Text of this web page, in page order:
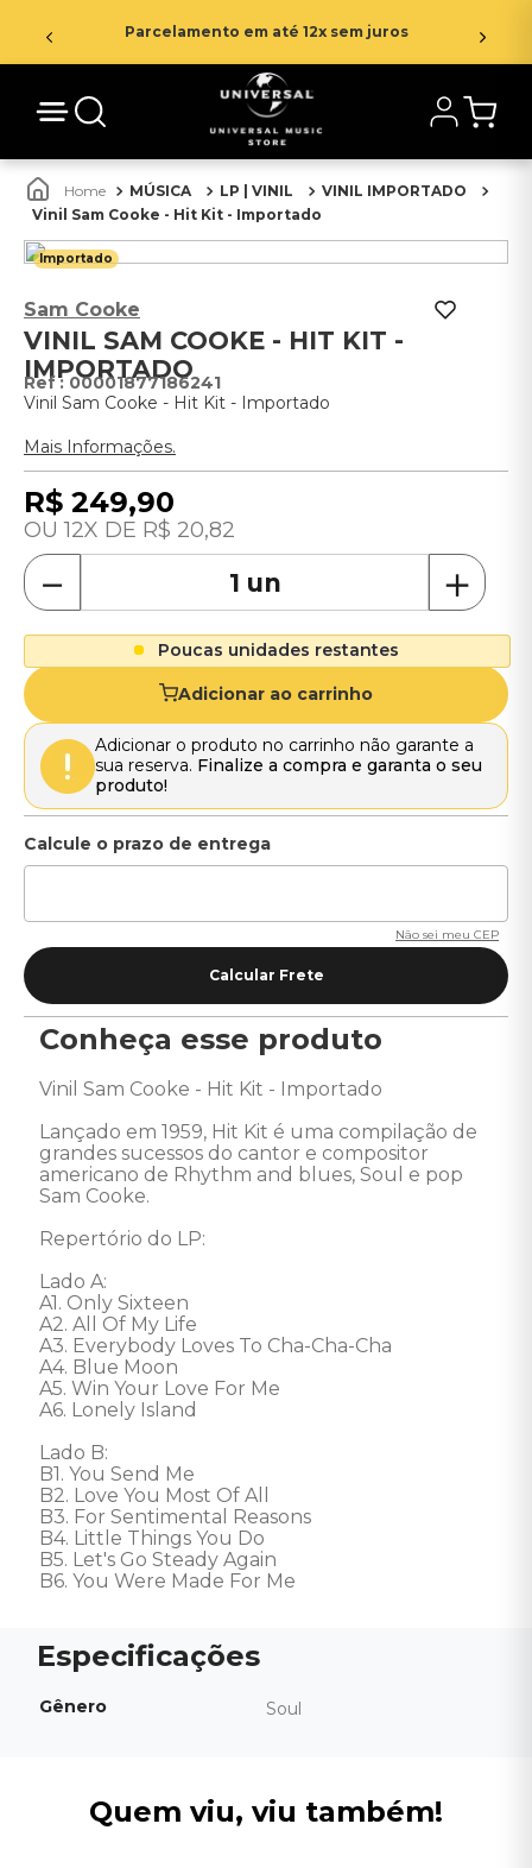
Parcelamento em até 12x sem juros
MÚSICA LP | VINIL
VINIL IMPORTADO
Vinil Sam Cooke - Hit Kit - Importado
Importado
Sam Cooke
VINIL SAM COOKE - HIT KIT -
IMPORTADO
: 00001877186241
Vinil Sam Cooke - Hit Kit - Importado
Mais Informações.
R$ 249,90
12 R$ 20,82
＋
－
Poucas unidades restantes
Adicionar ao carrinho
Adicionar o produto no carrinho não garante a
sua reserva. Finalize a compra e garanta o seu
produto!
Não sei meu CEP
Conheça esse produto
Vinil Sam Cooke - Hit Kit - Importado
Lançado em 1959, Hit Kit é uma compilação de
grandes sucessos do cantor e compositor
americano de Rhythm and blues, Soul e pop
Sam Cooke.
Repertório do LP:
Lado A:
A1. Only Sixteen
A2. All Of My Life
A3. Everybody Loves To Cha-Cha-Cha
A4. Blue Moon
A5. Win Your Love For Me
A6. Lonely Island
Lado B:
B1. You Send Me
B2. Love You Most Of All
B3. For Sentimental Reasons
B4. Little Things You Do
B5. Let's Go Steady Again
B6. You Were Made For Me
Gênero Soul
Quem viu, viu também!